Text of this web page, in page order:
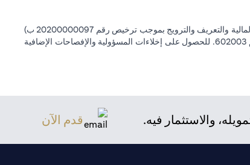
سيتي بنك إن إيه الإمارات العربية المتحدة مرخص من هيئة الأوراق المالية والسلع في الإمارات العربية المتحدة ("SCA") للقيام بالنشاط المالي لـ أ) الاستشارات المالية والتعريف والترويج بموجب ترخيص رقم 20200000097 ب)
وسيط تداول في الأسواق الدولية بموجب ترخيص رقم 20200000198 ج) إدارة المحافظ بموجب ترخيص رقم 20200000240 د) الحفظ بموجب ترخيص رقم 602003. للحصول على إخلاءات المسؤولية والإفصاحات الإضافية
والاستثمار فيه. قدم الآن